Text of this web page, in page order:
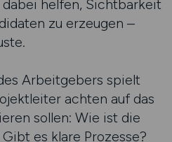
helfen, Sichtbarkeit
zu erzeugen –
Arbeitgebers spielt
achten auf das
sollen: Wie ist die
es klare Prozesse?